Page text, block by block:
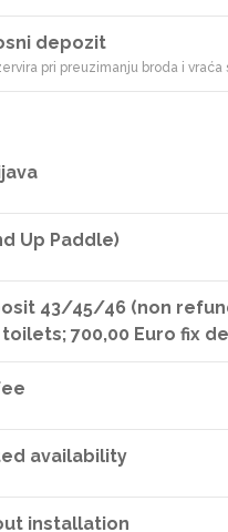
depozit
pri preuzimanju broda i
Up Paddle)
43/45/46 (non
700,00 Euro fix
availability
installation